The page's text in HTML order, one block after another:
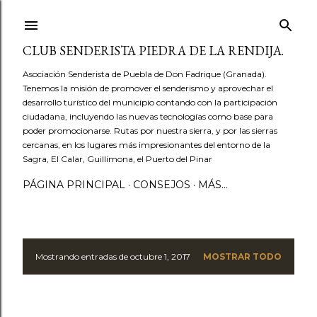
CLUB SENDERISTA PIEDRA DE LA RENDIJA.
Asociación Senderista de Puebla de Don Fadrique (Granada).
Tenemos la misión de promover el senderismo y aprovechar el
desarrollo turístico del municipio contando con la participación
ciudadana, incluyendo las nuevas tecnologías como base para
poder promocionarse. Rutas por nuestra sierra, y por las sierras
cercanas, en los lugares más impresionantes del entorno de la
Sagra, El Calar, Guillimona, el Puerto del Pinar
PÁGINA PRINCIPAL CONSEJOS MÁS…
EMostrando entradas de octubre 1, 2017 MOSTRAR TODO